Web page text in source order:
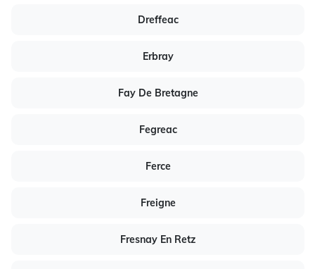
Dreffeac
Erbray
Fay De Bretagne
Fegreac
Ferce
Freigne
Fresnay En Retz